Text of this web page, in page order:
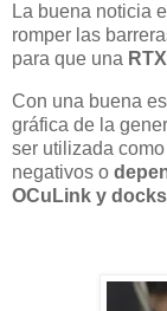
La buena noticia
romper las
para que una
Con una buena
gráfica de la
ser utilizada
negativos o
OCuLink y docks